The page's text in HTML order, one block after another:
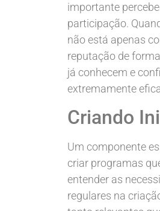
importante
participação.
não está apenas
reputação de
já conhecem e
extremamente
Criando
Um componente
criar programas
entender as
regulares na